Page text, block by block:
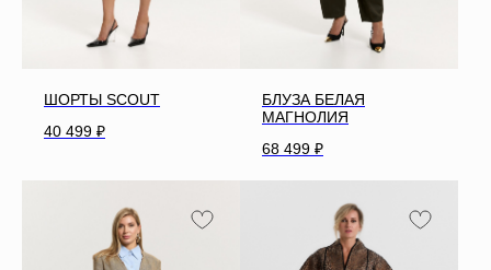
ШОРТЫ SCOUT
40 499 ₽
БЛУЗА БЕЛАЯ
МАГНОЛИЯ
68 499 ₽